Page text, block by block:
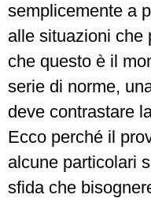
semplicemente a
alle situazioni che
che questo è il
serie di norme,
deve contrastare
Ecco perché il
alcune particolari
sfida che